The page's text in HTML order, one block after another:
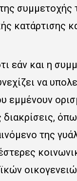
κατάρτισης
εάν και η
να
εμμένουν
διακρίσεις,
της